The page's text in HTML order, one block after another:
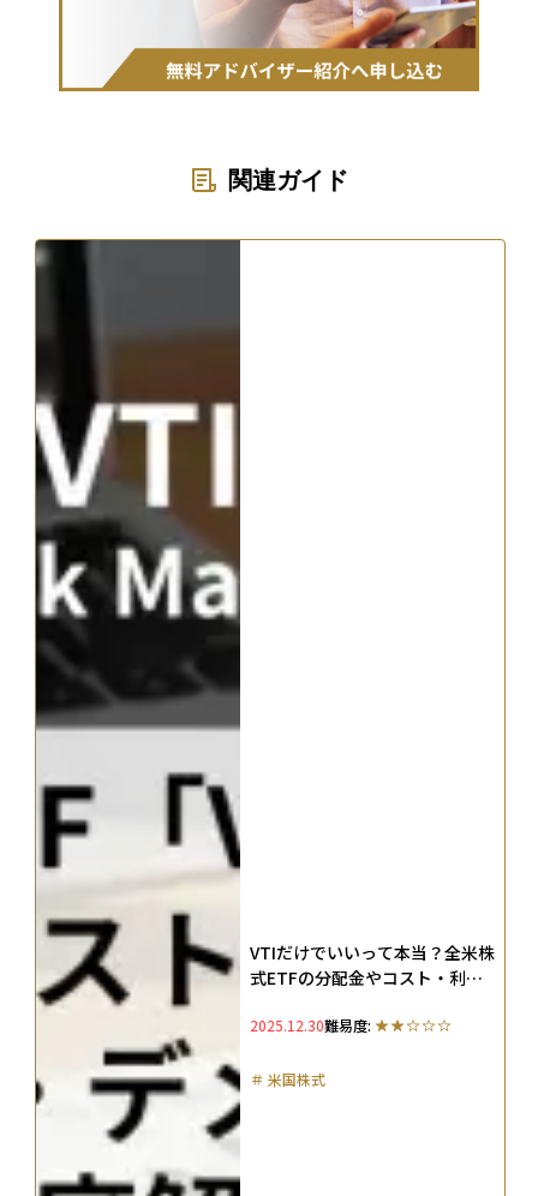
関連ガイド
VTIだけでいいって本当？全米株
式ETFの分配金やコスト・利回
底解説
2025.12.30難易度:
＃ 米国株式